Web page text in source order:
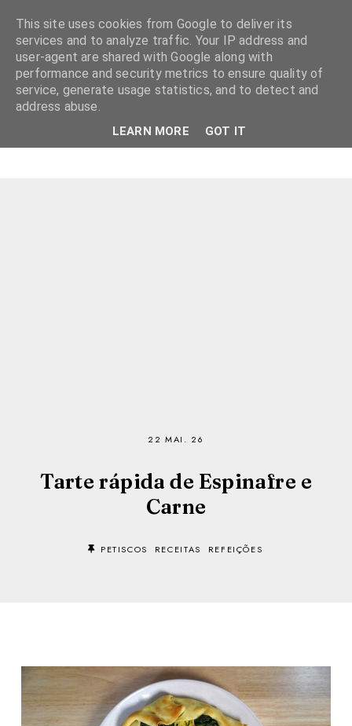
22 MAI. 26
Tarte rápida de Espinafre e
Carne
PETISCOS RECEITAS REFEIÇÕES
This site uses cookies from Google to deliver its
services and to analyze traffic. Your IP address and
user-agent are shared with Google along with
performance and security metrics to ensure quality of
service, generate usage statistics, and to detect and
address abuse.
LEARN MORE GOT IT